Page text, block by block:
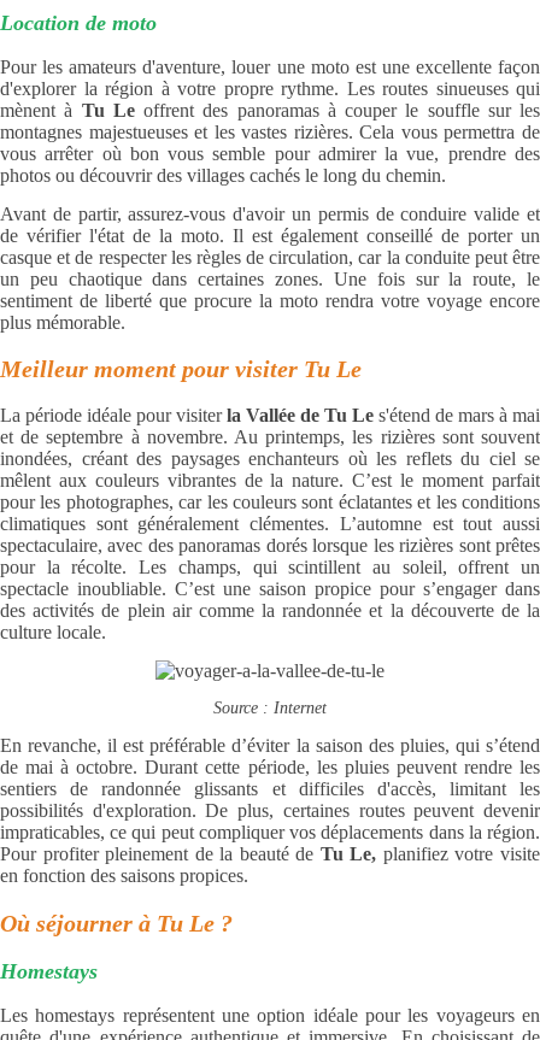
Location de moto
Pour les amateurs d'aventure, louer une moto est une excellente façon
d'explorer la région à votre propre rythme. Les routes sinueuses qui
mènent à Tu Leoffrent des panoramas à couper le souffle sur les
montagnes majestueuses et les vastes rizières. Cela vous permettra de
vous arrêter où bon vous semble pour admirer la vue, prendre des
photos ou découvrir des villages cachés le long du chemin.
Avant de partir, assurez-vous d'avoir un permis de conduire valide et
de vérifier l'état de la moto. Il est également conseillé de porter un
casque et de respecter les règles de circulation, car la conduite peut être
un peu chaotique dans certaines zones. Une fois sur la route, le
sentiment de liberté que procure la moto rendra votre voyage encore
plus mémorable.
Meilleur moment pour visiter Tu Le
La période idéale pour visiterla Vallée de Tu Le s'étend de mars à mai
et de septembre à novembre. Au printemps, les rizières sont souvent
inondées, créant des paysages enchanteurs où les reflets du ciel se
mêlent aux couleurs vibrantes de la nature. C’est le moment parfait
pour les photographes, car les couleurs sont éclatantes et les conditions
climatiques sont généralement clémentes. L’automne est tout aussi
spectaculaire, avec des panoramas dorés lorsque les rizières sont prêtes
pour la récolte. Les champs, qui scintillent au soleil, offrent un
spectacle inoubliable. C’est une saison propice pour s’engager dans
des activités de plein air comme la randonnée et la découverte de la
culture locale.
Source : Internet
En revanche, il est préférable d’éviter la saison des pluies, qui s’étend
de mai à octobre. Durant cette période, les pluies peuvent rendre les
sentiers de randonnée glissants et difficiles d'accès, limitant les
possibilités d'exploration. De plus, certaines routes peuvent devenir
impraticables, ce qui peut compliquer vos déplacements dans la région.
Pour profiter pleinement de la beauté de Tu Le, planifiez votre visite
en fonction des saisons propices.
Où séjourner à Tu Le ?
Homestays
Les homestays représentent une option idéale pour les voyageurs en